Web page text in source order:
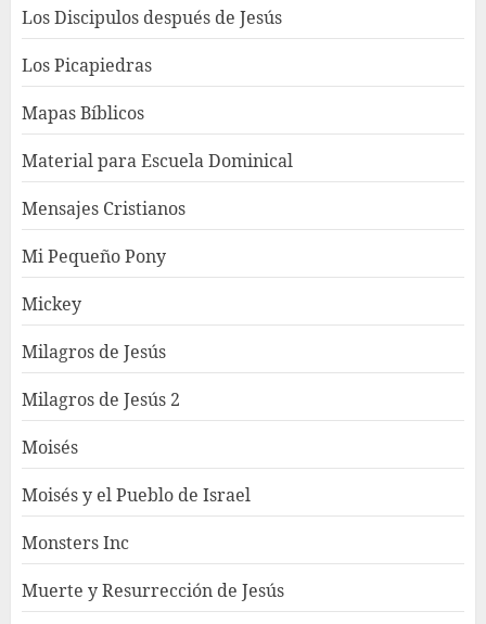
Los Discipulos después de Jesús
Los Picapiedras
Mapas Bíblicos
Material para Escuela Dominical
Mensajes Cristianos
Mi Pequeño Pony
Mickey
Milagros de Jesús
Milagros de Jesús 2
Moisés
Moisés y el Pueblo de Israel
Monsters Inc
Muerte y Resurrección de Jesús